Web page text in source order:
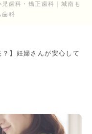
歯科・矯正歯科｜城南も
歯科
？】妊婦さんが安心して